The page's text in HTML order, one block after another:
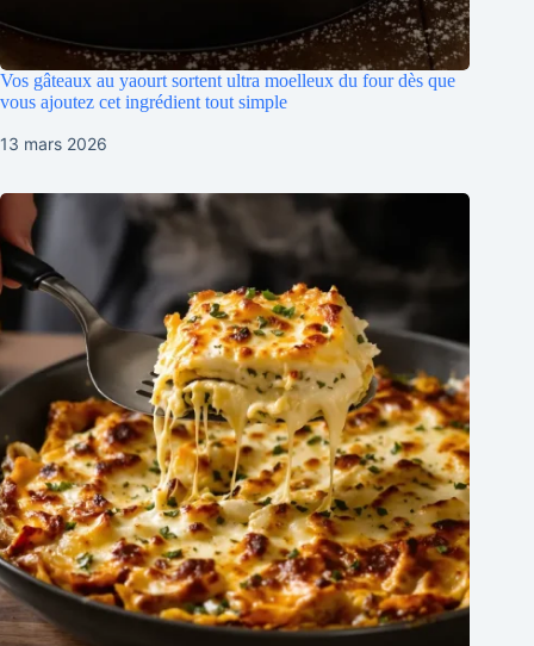
Vos gâteaux au yaourt sortent ultra moelleux du four dès que
vous ajoutez cet ingrédient tout simple
13 mars 2026